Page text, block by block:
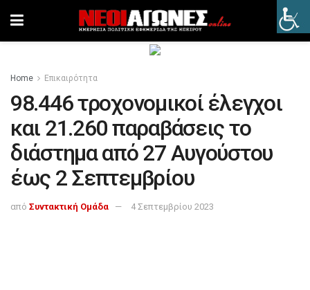
Home Επικαιρότητα
98.446 τροχονομικοί έλεγχοι
και 21.260 παραβάσεις το
διάστημα από 27 Αυγούστου
έως 2 Σεπτεμβρίου
από Συντακτική Ομάδα 4 Σεπτεμβρίου 2023